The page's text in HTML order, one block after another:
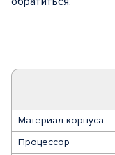
Материал корпуса
Процессор